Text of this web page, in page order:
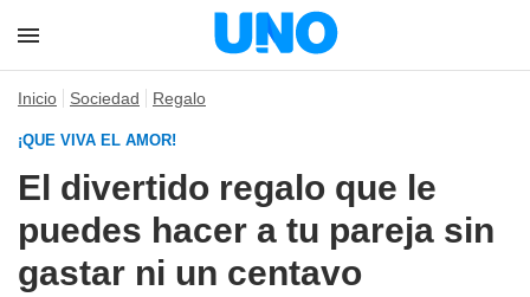
Inicio Sociedad Regalo
¡QUE VIVA EL AMOR!
El divertido regalo que le
puedes hacer a tu pareja sin
gastar ni un centavo